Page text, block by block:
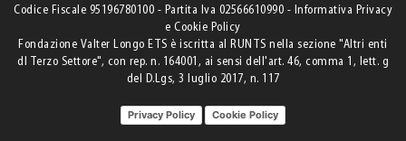
Codice Fiscale 95196780100 - Partita Iva 02566610990 - Informativa Privacy
e Cookie Policy
Fondazione Valter Longo ETS è iscritta al RUNTS nella sezione "Altri enti
dl Terzo Settore", con rep. n. 164001, ai sensi dell'art. 46, comma 1, lett. g
del D.Lgs, 3 luglio 2017, n. 117
Privacy Policy Cookie Policy